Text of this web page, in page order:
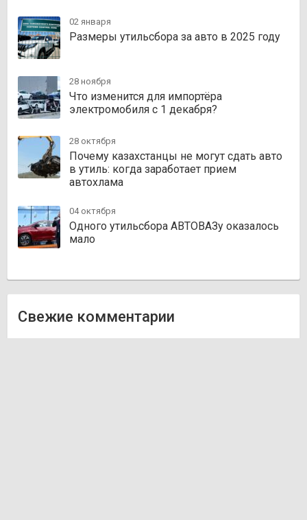
02 января
Размеры утильсбора за авто в 2025 году
28 ноября
Что изменится для импортёра
электромобиля с 1 декабря?
28 октября
Почему казахстанцы не могут сдать авто
в утиль: когда заработает прием
автохлама
04 октября
Одного утильсбора АВТОВАЗу оказалось
мало
Свежие комментарии